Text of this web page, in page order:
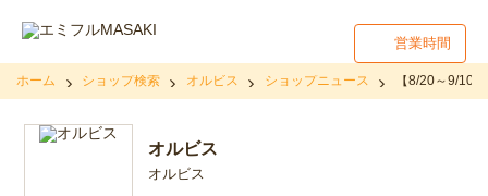
営業時間
ホーム ショップ検索 オルビス ショップニュース 【8/20～9/10
オルビス
オルビス